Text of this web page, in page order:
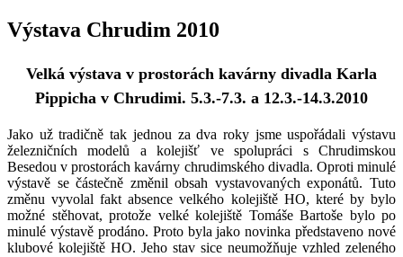
Výstava Chrudim 2010
Velká výstava v prostorách kavárny divadla Karla
Pippicha v Chrudimi. 5.3.-7.3. a 12.3.-14.3.2010
Jako už tradičně tak jednou za dva roky jsme uspořádali výstavu
železničních modelů a kolejišť ve spolupráci s Chrudimskou
Besedou v prostorách kavárny chrudimského divadla. Oproti minulé
výstavě se částečně změnil obsah vystavovaných exponátů. Tuto
změnu vyvolal fakt absence velkého kolejiště HO, které by bylo
možné stěhovat, protože velké kolejiště Tomáše Bartoše bylo po
minulé výstavě prodáno. Proto byla jako novinka představeno nové
klubové kolejiště HO. Jeho stav sice neumožňuje vzhled zeleného